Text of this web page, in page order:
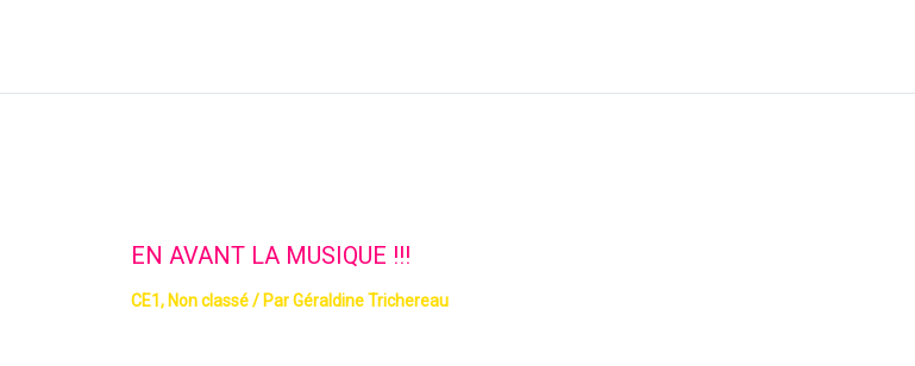
EN AVANT LA MUSIQUE !!!
CE1,Non classé/ ParGéraldine Trichereau